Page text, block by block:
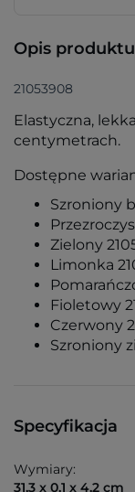
Opis produktu
21053908
Elastyczna,
centymetrach.
Dostępne
Szroniony
Zielony
Limonka
Fioletowy
Czerwony
Szroniony
Specyfikacja
Wymiary:
31,3 x 0,1 x 4,2 cm